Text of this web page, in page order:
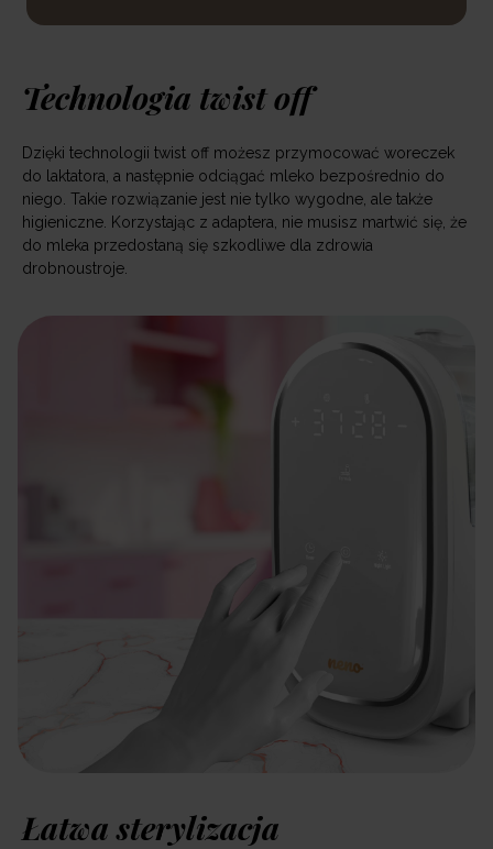
Technologia twist off
Dzięki technologii twist off możesz przymocować woreczek
do laktatora, a następnie odciągać mleko bezpośrednio do
niego. Takie rozwiązanie jest nie tylko wygodne, ale także
higieniczne. Korzystając z adaptera, nie musisz martwić się, że
do mleka przedostaną się szkodliwe dla zdrowia
drobnoustroje.
Łatwa sterylizacja